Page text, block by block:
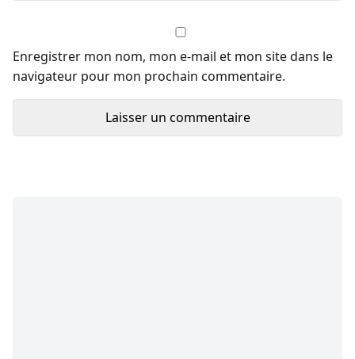
Enregistrer mon nom, mon e-mail et mon site dans le
navigateur pour mon prochain commentaire.